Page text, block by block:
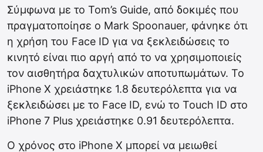
Σύμφωνα με το Tom’s Guide, από δοκιμές που
πραγματοποίησε ο Mark Spoonauer, φάνηκε ότι
η χρήση του Face ID για να ξεκλειδώσεις το
κινητό είναι πιο αργή από το να χρησιμοποιείς
τον αισθητήρα δαχτυλικών αποτυπωμάτων. Το
iPhone X χρειάστηκε 1.8 δευτερόλεπτα για να
ξεκλειδώσει με το Face ID, ενώ το Touch ID στο
iPhone 7 Plus χρειάστηκε 0.91 δευτερόλεπτα.
Ο χρόνος στο iPhone X μπορεί να μειωθεί